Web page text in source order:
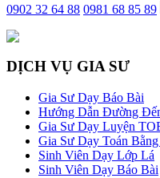
0902 32 64 88 0981 68 85 89
DỊCH VỤ GIA SƯ
Gia Sư Dạy Báo Bài
Hướng Dẫn Đường
Gia Sư Dạy Luyện
Gia Sư Dạy Toán
Sinh Viên Dạy Lớp Lá
Sinh Viên Dạy Báo Bài